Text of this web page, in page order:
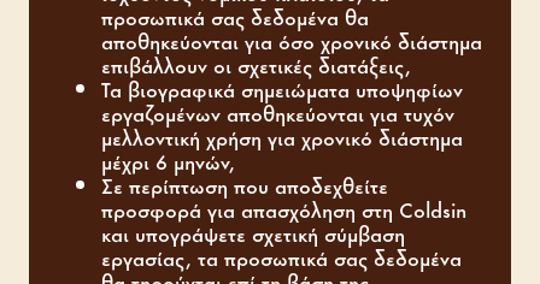
προσωπικά σας δεδομένα θα
αποθηκεύονται για όσο χρονικό διάστημα
επιβάλλουν οι σχετικές διατάξεις,
Τα βιογραφικά σημειώματα υποψηφίων
εργαζομένων αποθηκεύονται για τυχόν
μελλοντική χρήση για χρονικό διάστημα
μέχρι 6 μηνών,
Σε περίπτωση που αποδεχθείτε
προσφορά για απασχόληση στη Coldsin
και υπογράψετε σχετική σύμβαση
εργασίας, τα προσωπικά σας δεδομένα